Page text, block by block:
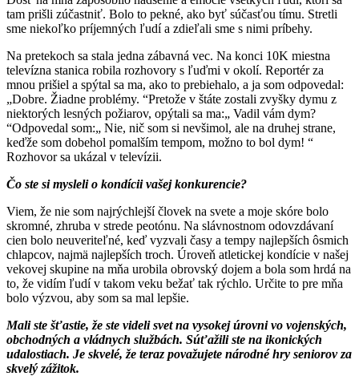
tam prišli zúčastniť. Bolo to pekné, ako byť súčasťou tímu. Stretli
sme niekoľko príjemných ľudí a zdieľali sme s nimi príbehy.
Na pretekoch sa stala jedna zábavná vec. Na konci 10K miestna
televízna stanica robila rozhovory s ľuďmi v okolí. Reportér za
mnou prišiel a spýtal sa ma, ako to prebiehalo, a ja som odpovedal:
„Dobre. Žiadne problémy. “Pretože v štáte zostali zvyšky dymu z
niektorých lesných požiarov, opýtali sa ma:„ Vadil vám dym?
“Odpovedal som:„ Nie, nič som si nevšimol, ale na druhej strane,
keďže som dobehol pomalším tempom, možno to bol dym! “
Rozhovor sa ukázal v televízii.
Čo ste si mysleli o kondícii vašej konkurencie?
Viem, že nie som najrýchlejší človek na svete a moje skóre bolo
skromné, zhruba v strede peotónu. Na slávnostnom odovzdávaní
cien bolo neuveriteľné, keď vyzvali časy a tempy najlepších ôsmich
chlapcov, najmä najlepších troch. Úroveň atletickej kondície v našej
vekovej skupine na mňa urobila obrovský dojem a bola som hrdá na
to, že vidím ľudí v takom veku bežať tak rýchlo. Určite to pre mňa
bolo výzvou, aby som sa mal lepšie.
Mali ste šťastie, že ste videli svet na vysokej úrovni vo vojenských,
obchodných a vládnych službách. Súťažili ste na ikonických
udalostiach. Je skvelé, že teraz považujete národné hry seniorov za
skvelý zážitok.